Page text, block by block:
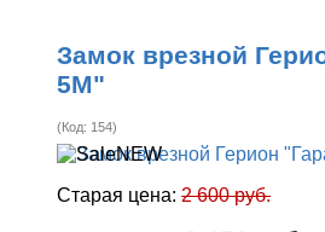
Замок врезной
5М"
(Код: 154)
Старая цена:2 600 руб.